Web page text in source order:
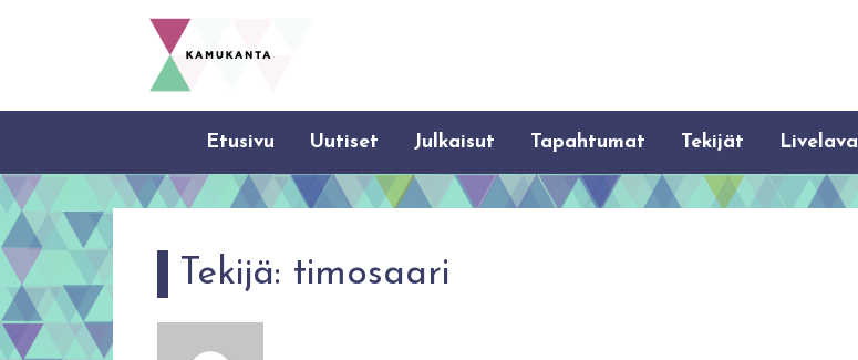
Etusivu Uutiset Julkaisut Tapahtumat Tekijät Livelava
Tekijä: timosaari